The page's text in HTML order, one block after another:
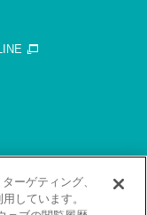
ーゲティング、
しています。